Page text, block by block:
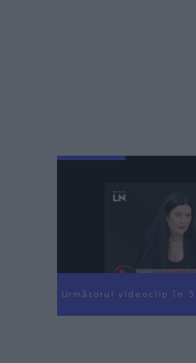
Următorul videoclip în 4